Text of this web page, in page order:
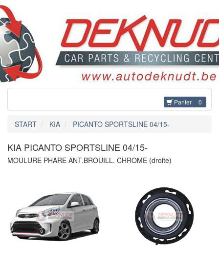
Panier 0
START KIA PICANTO SPORTSLINE 04/15-
KIA PICANTO SPORTSLINE 04/15-
MOULURE PHARE ANT.BROUILL. CHROME (droite)